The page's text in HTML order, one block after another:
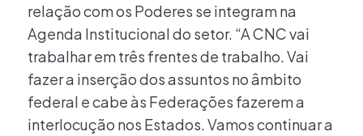
relação com os Poderes se integram na
Agenda Institucional do setor. “A CNC vai
trabalhar em três frentes de trabalho. Vai
fazer a inserção dos assuntos no âmbito
federal e cabe às Federações fazerem a
interlocução nos Estados. Vamos continuar a